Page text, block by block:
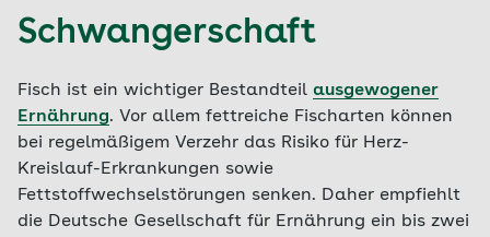
Schwangerschaft
Fisch ist ein wichtiger Bestandteil ausgewogener
Ernährung. Vor allem fettreiche Fischarten können
bei regelmäßigem Verzehr das Risiko für Herz-
Kreislauf-Erkrankungen sowie
Fettstoffwechselstörungen senken. Daher empfiehlt
die Deutsche Gesellschaft für Ernährung ein bis zwei